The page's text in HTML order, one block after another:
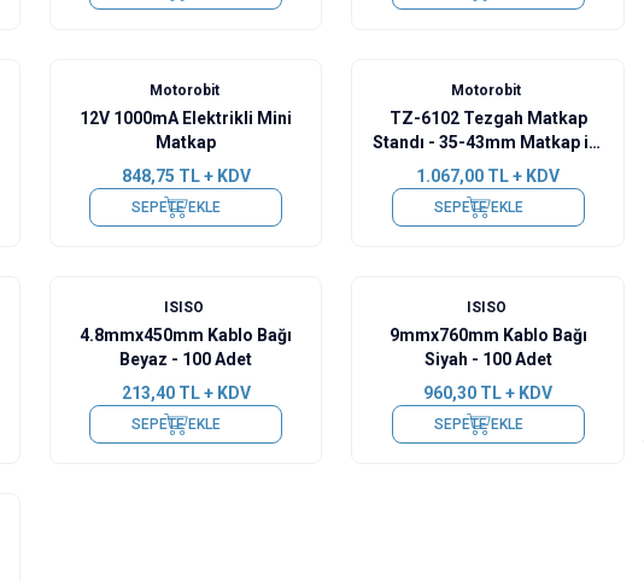
Motorobit
12V 1000mA Elektrikli Mini
Matkap
848,75 TL + KDV
SEPETE EKLE
Motorobit
TZ-6102 Tezgah Matkap
Standı - 35-43mm Matkap ile
Uyumlu
1.067,00 TL + KDV
SEPETE EKLE
ISISO
4.8mmx450mm Kablo Bağı
Beyaz - 100 Adet
213,40TL + KDV
SEPETE EKLE
ISISO
9mmx760mm Kablo Bağı
Siyah - 100 Adet
960,30 TL + KDV
SEPETE EKLE